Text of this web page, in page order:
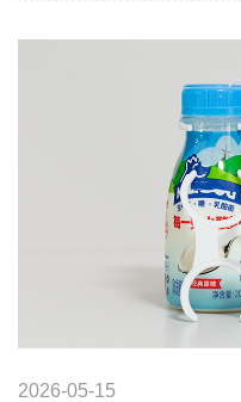
2026-05-15